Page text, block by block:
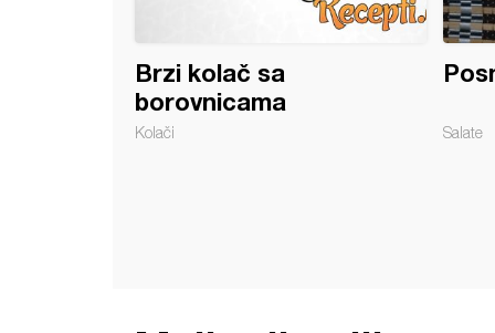
Brzi kolač sa
borovnicama
Kolači Salate